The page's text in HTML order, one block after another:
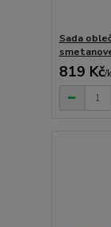
Sada
819 Kč/